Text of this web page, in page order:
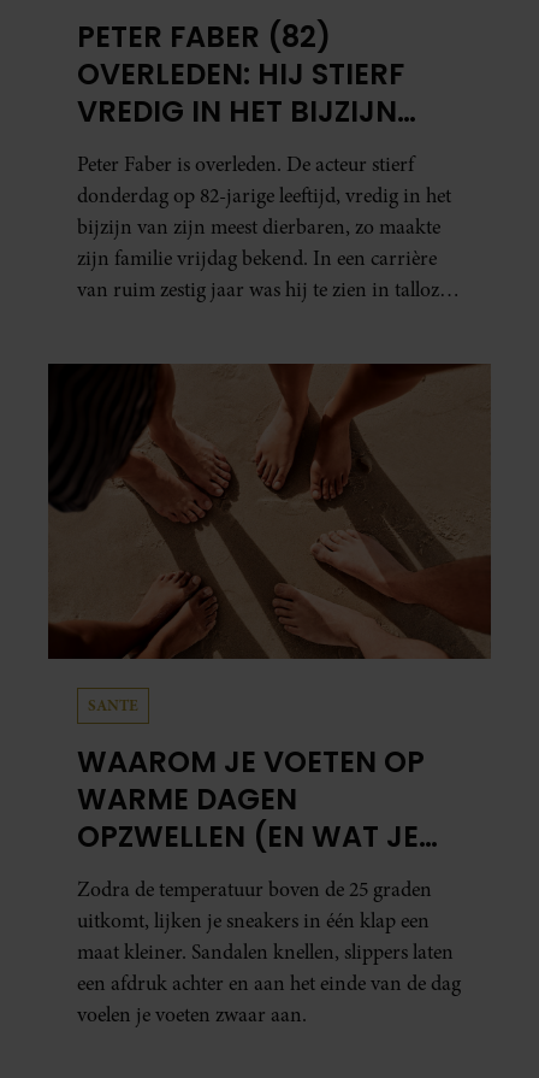
PETER FABER (82)
OVERLEDEN: HIJ STIERF
VREDIG IN HET BIJZIJN
VAN ZIJN MEEST
DIERBAREN
Peter Faber is overleden. De acteur stierf
donderdag op 82-jarige leeftijd, vredig in het
bijzijn van zijn meest dierbaren, zo maakte
zijn familie vrijdag bekend. In een carrière
van ruim zestig jaar was hij te zien in talloze
SANTE
WAAROM JE VOETEN OP
WARME DAGEN
OPZWELLEN (EN WAT JE
ERAAN KUNT DOEN)
Zodra de temperatuur boven de 25 graden
uitkomt, lijken je sneakers in één klap een
maat kleiner. Sandalen knellen, slippers laten
een afdruk achter en aan het einde van de dag
voelen je voeten zwaar aan.